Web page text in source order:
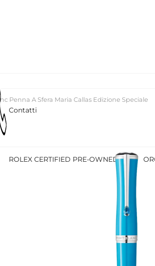
Contatti
ROLEX CERTIFIED PRE-OWNED
Penna A Sfera Maria Callas Edizione Speciale